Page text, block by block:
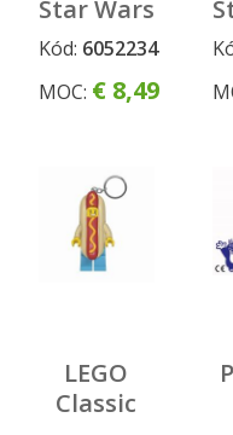
Star Wars
Menovka
batožinu
Kód: 6052234
MOC: € 8,49
LEGO
Classic